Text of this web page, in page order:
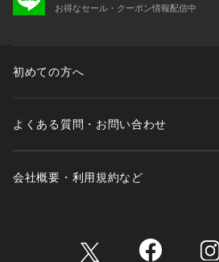
■取扱方法
使用してください。 あて布を使用して
り、素材表面が白っぽくなったり、毛
ざいます。予めご了承いただき、ご使
※サンプルにて撮影、採寸を行う為、
※光の当たり具合や撮影環境により色
お得なセール・クーポン情報配信中
初めての方へ
よくある質問・お問い合わせ
会社概要・利用規約など